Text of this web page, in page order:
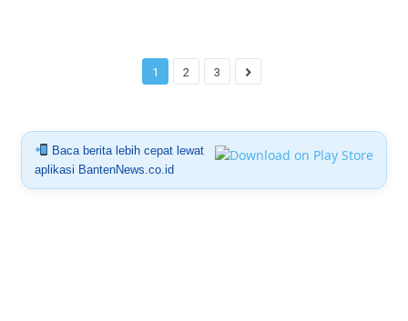
1 2 3
Baca berita lebih cepat lewat
aplikasi BantenNews.co.id